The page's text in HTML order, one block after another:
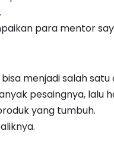
para mentor
bisa menjadi salah
pesaingnya, lalu
yang tumbuh.